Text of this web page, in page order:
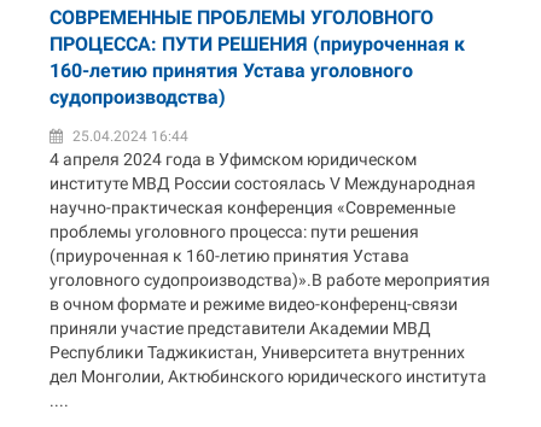
СОВРЕМЕННЫЕ ПРОБЛЕМЫ УГОЛОВНОГО
ПРОЦЕССА: ПУТИ РЕШЕНИЯ (приуроченная к
160-летию принятия Устава уголовного
судопроизводства)
25.04.2024 16:44
4 апреля 2024 года в Уфимском юридическом
институте МВД России состоялась V Международная
научно-практическая конференция «Современные
проблемы уголовного процесса: пути решения
(приуроченная к 160-летию принятия Устава
уголовного судопроизводства)».В работе мероприятия
в очном формате и режиме видео-конференц-связи
приняли участие представители Академии МВД
Республики Таджикистан, Университета внутренних
дел Монголии, Актюбинского юридического института
....